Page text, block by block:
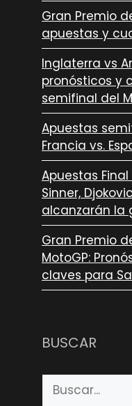
Gran Premio
apuestas y
Inglaterra vs
pronósticos y
semifinal del
Apuestas
Francia vs.
Apuestas
Sinner,
alcanzarán la
Gran Premio
MotoGP:
claves para
BUSCAR
Buscar: